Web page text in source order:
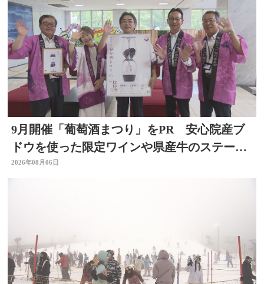
9月開催「葡萄酒まつり」をPR 安心院産ブ
ドウを使った限定ワインや県産牛のステーキ
など 大分
2026年08月06日